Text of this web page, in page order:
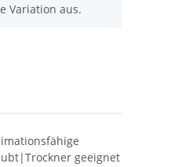
Variation aus.
geeignet